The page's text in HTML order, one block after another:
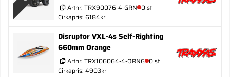
Artnr: TRX90076-4-GRN 0 st
Cirkapris: 6184kr
Disruptor VXL-4s Self-Righting
660mm Orange
Artnr: TRX106064-4-ORNG 0 st
Cirkapris: 4903kr